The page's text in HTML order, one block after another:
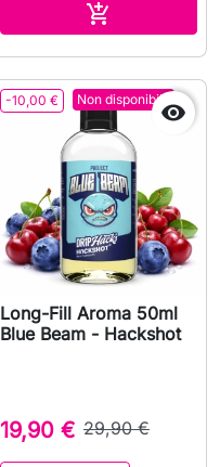

-10,00 € Non disponibile

Long-Fill Aroma 50ml
Blue Beam - Hackshot
19,90 € 29,90 €